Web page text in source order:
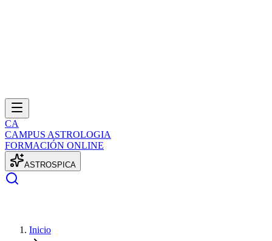
CA
CAMPUS ASTROLOGIA
FORMACIÓN ONLINE
ASTROS P CA
Inicio